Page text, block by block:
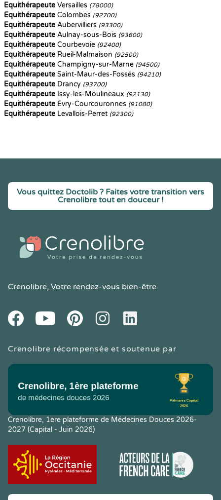
Equithérapeute Versailles (78000)
Equithérapeute Colombes (92700)
Equithérapeute Aubervilliers (93300)
Equithérapeute Aulnay-sous-Bois (93600)
Equithérapeute Courbevoie (92400)
Equithérapeute Rueil-Malmaison (92500)
Equithérapeute Champigny-sur-Marne (94500)
Equithérapeute Saint-Maur-des-Fossés (94210)
Equithérapeute Drancy (93700)
Equithérapeute Issy-les-Moulineaux (92130)
Equithérapeute Évry-Courcouronnes (91080)
Equithérapeute Levallois-Perret (92300)
Vous quittez Doctolib ? Faites votre transition vers
Crenolibre tout en douceur !
Crenolibre, Votre rendez-vous bien-être
FacebookYoutube PinteresetInstagramLinkedIn
Crenolibre récompensée et soutenue par
Crenolibre, 1ere plateforme de Médecines Douces 2026-
2027 (Capital - Juin 2026)